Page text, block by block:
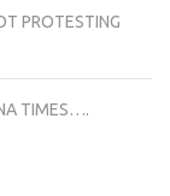
PROTESTING
TIMES….